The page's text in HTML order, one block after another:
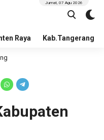
Raya Kab.Tangerang
Jumat, 07 Agu 2026